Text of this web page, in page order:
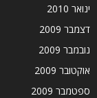
ינואר 2010
דצמבר 2009
נובמבר 2009
אוקטובר 2009
ספטמבר 2009